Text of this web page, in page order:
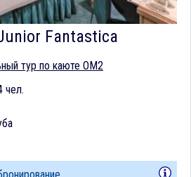
Fantastica
тур по каюте OM2
чел.